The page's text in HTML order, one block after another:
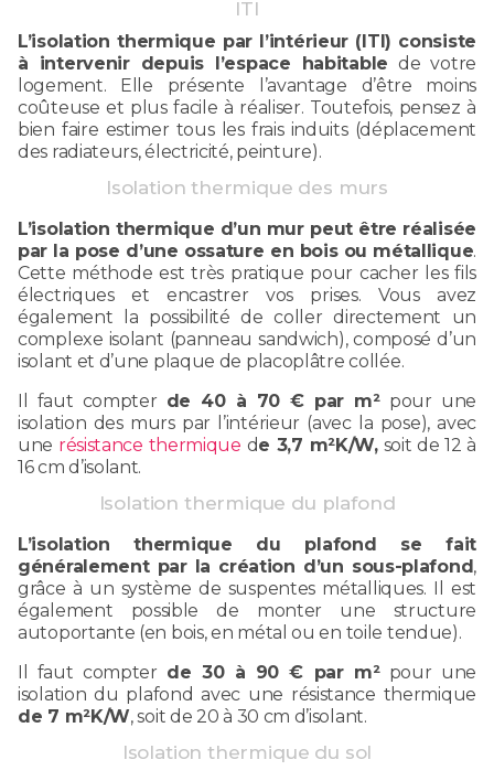
ITI
L’isolation thermique par l’intérieur (ITI) consiste
à intervenir depuis l’espace habitable de votre
logement. Elle présente l’avantage d’être moins
coûteuse et plus facile à réaliser. Toutefois, pensez à
bien faire estimer tous les frais induits (déplacement
des radiateurs, électricité, peinture).
Isolation thermique des murs
L’isolation thermique d’un mur peut être réalisée
par la pose d’une ossature en bois ou métallique.
Cette méthode est très pratique pour cacher les fils
électriques et encastrer vos prises. Vous avez
également la possibilité de coller directement un
complexe isolant (panneau sandwich), composé d’un
isolant et d’une plaque de placoplâtre collée.
Il faut compter de 40 à 70 € par m²pour une
isolation des murs par l’intérieur (avec la pose), avec
une résistance thermique de 3,7 m²K/W,soit de 12 à
16 cm d’isolant.
Isolation thermique du plafond
L’isolation thermique du plafond se fait
généralement par la création d’un sous-plafond,
grâce à un système de suspentes métalliques. Il est
également possible de monter une structure
autoportante (en bois, en métal ou en toile tendue).
Il faut compter de 30 à 90 € par m²pour une
isolation du plafond avec une résistance thermique
de 7 m²K/W, soit de 20 à 30 cm d’isolant.
Isolation thermique du sol